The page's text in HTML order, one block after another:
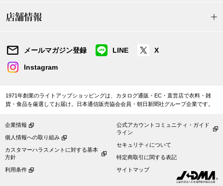
マフラー／ス
ベルト
靴下
サングラス／
傘／日傘
店舗情報
メールマガジン登録 LINE X
Instagram
1971年創業のライトアップショッピングは、カタログ通販・EC・直営店で衣料・雑
貨・食品を厳選してお届け。日本通信販売協会会員・朝日新聞社グループ企業です。
企業情報
個人情報への取り組み
カスタマーハラスメントに対する基本
方針
利用条件
公式アカウントコミュニティ・ガイド
ライン
セキュリティについて
特定商取引に関する表記
サイトマップ